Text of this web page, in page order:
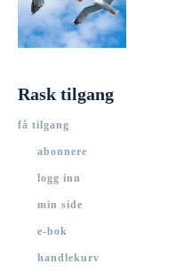
Rask tilgang
få tilgang
abonnere
logg inn
min side
e-bok
handlekurv